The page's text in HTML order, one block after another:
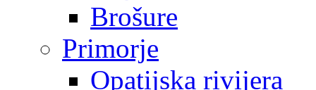
Brošure
Primorje
Opatijska rivijera